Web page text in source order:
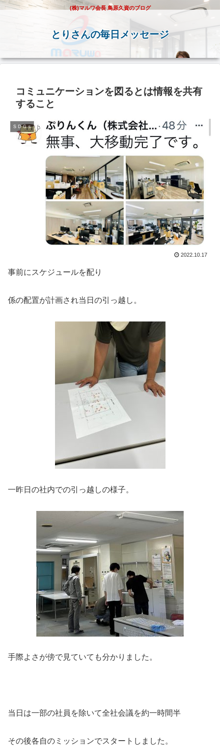
(株)マルワ会長 鳥原久資のブログ
とりさんの毎日メッセージ
コミュニケーションを図るとは情報を共有
すること
ＳＤＧｓ
2022.10.17
事前にスケジュールを配り
係の配置が計画され当日の引っ越し。
一昨日の社内での引っ越しの様子。
手際よさが傍で見ていても分かりました。
当日は一部の社員を除いて全社会議を約一時間半
その後各自のミッションでスタートしました。